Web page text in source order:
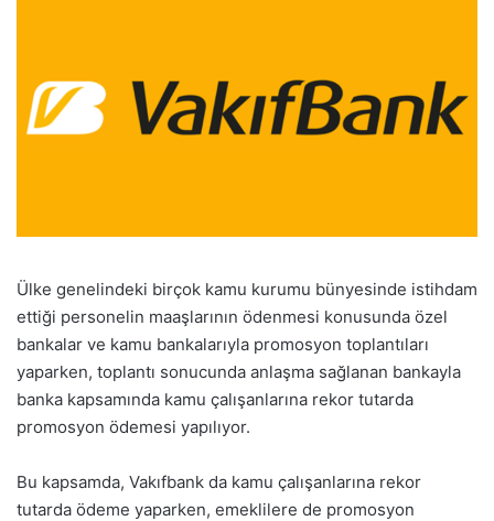
Ülke genelindeki birçok kamu kurumu bünyesinde istihdam
ettiği personelin maaşlarının ödenmesi konusunda özel
bankalar ve kamu bankalarıyla promosyon toplantıları
yaparken, toplantı sonucunda anlaşma sağlanan bankayla
banka kapsamında kamu çalışanlarına rekor tutarda
promosyon ödemesi yapılıyor.
Bu kapsamda, Vakıfbank da kamu çalışanlarına rekor
tutarda ödeme yaparken, emeklilere de promosyon